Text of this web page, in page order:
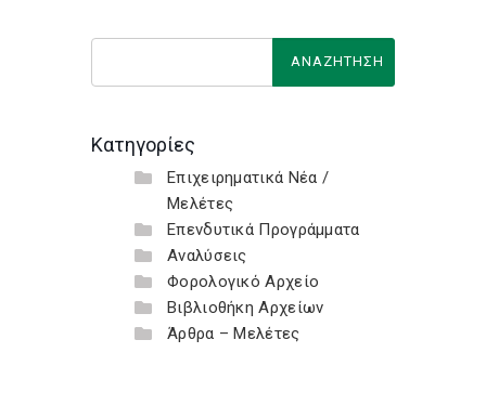
Κατηγορίες
Επιχειρηματικά Νέα /
Μελέτες
Επενδυτικά Προγράμματα
Αναλύσεις
Φορολογικό Αρχείο
Βιβλιοθήκη Αρχείων
Άρθρα – Μελέτες